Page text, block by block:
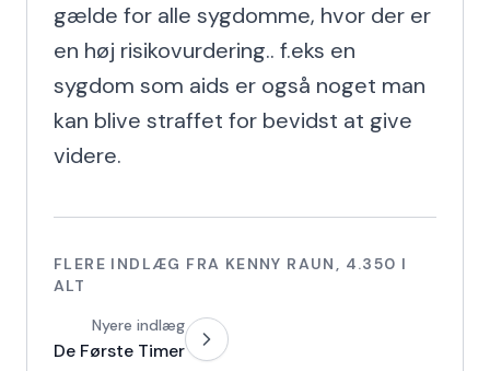
gælde for alle sygdomme, hvor der er
en høj risikovurdering.. f.eks en
sygdom som aids er også noget man
kan blive straffet for bevidst at give
videre.
FLERE INDLÆG FRA KENNY RAUN , 4.350 I
ALT
Nyere indlæg
De Første Timer